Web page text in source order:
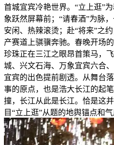
首城宜宾冷艳世界。“立上逛”
象跃然屏幕前；“请春酒”为脉
安闲、热辣滚烫；赴“将来”之
产赛道上骐骥奔驰。春晚开场
珍珠正在三江之眼昂首策马，
城、兴文石海、万象宜宾六合
宜宾的出色提前剧透。从舞台
事的原点，也是浩大长江的起
撞，长江从此是长江。恰是这
目“立上逛”从题的地舆锚点和气